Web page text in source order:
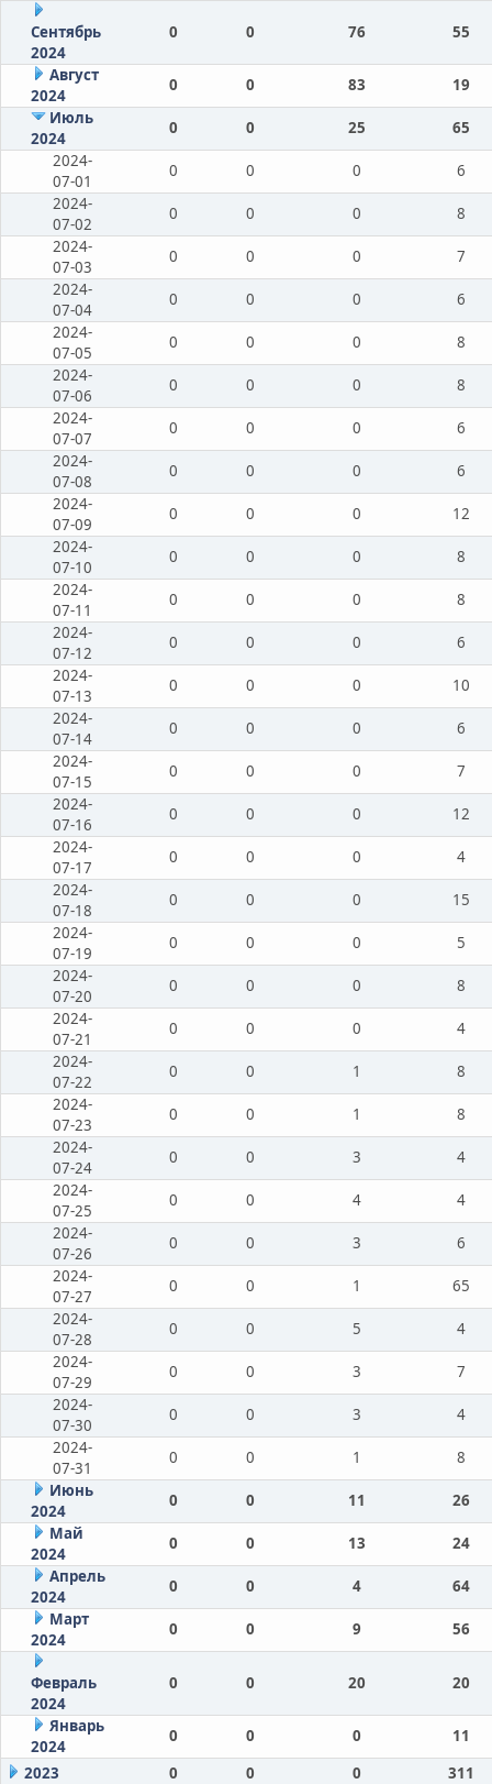
Сентябрь
2024
0 0 76 55
Август
2024
0 0 83
19
Июль
2024
0 0 25
65
2024-
07-01
0 0 0
6
2024-
07-02
0 0 0
8
2024-
07-03
0 0 0
7
2024-
07-04
0 0 0
6
2024-
07-05
0 0 0
8
2024-
07-06
0 0 0
8
2024-
07-07
0 0 0
6
2024-
07-08
0 0 0
6
2024-
07-09
0 0 0
12
2024-
07-10
0 0 0
8
2024-
07-11
0 0 0
8
2024-
07-12
0 0 0
6
2024-
07-13
0 0 0
10
2024-
07-14
0 0 0
6
2024-
07-15
0 0 0
7
2024-
07-16
0 0 0
12
2024-
07-17
0 0 0
4
2024-
07-18
0 0 0
15
2024-
07-19
0 0 0
5
2024-
07-20
0 0 0
8
2024-
07-21
0 0 0
4
2024-
07-22
0 0 1
8
2024-
07-23
0 0 1
8
2024-
07-24
0 0 3
4
2024-
07-25
0 0 4
4
2024-
07-26
0 0 3
6
2024-
07-27
0 0 1
65
2024-
07-28
0 0 5
4
2024-
07-29
0 0 3
7
2024-
07-30
0 0 3
4
2024-
07-31
0 0 1
8
Июнь
2024
0 0 11
26
Май
2024
0 0 13
24
Апрель
2024
0 0 4
64
Март
2024
0 0 9 56
Февраль
2024
0 0 20 20
Январь
2024
0 0 0
11
2023
0 0 0
311